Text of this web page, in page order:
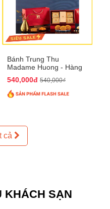
Bánh Trung Thu
Madame Huong - Hàng
540,000đ 540,000₫
cả
KHÁCH SẠN